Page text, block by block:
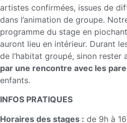
artistes confirmées, issues de
dans l’animation de groupe.
programme du stage en
auront lieu en intérieur. Durant
de l’habitat groupé, sinon rester
par une rencontre avec les
enfants.
INFOS PRATIQUES
Horaires des stages : de 9h à